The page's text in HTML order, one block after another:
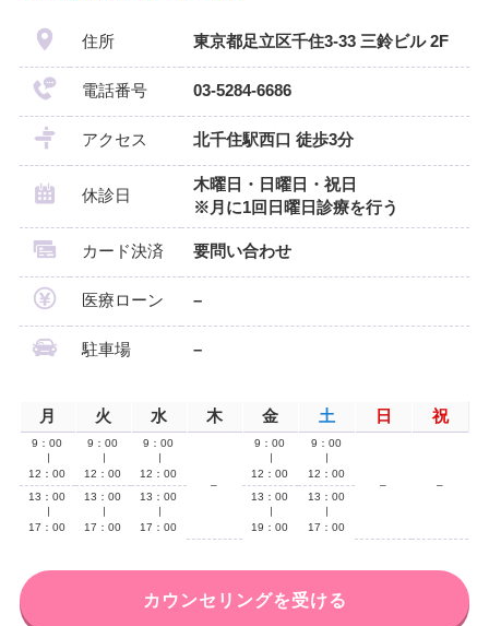
住所 東京都足立区千住3-33 三鈴ビル 2F
電話番号 03-5284-6686
アクセス 北千住駅西口 徒歩3分
休診日
木曜日・日曜日・祝日
※月に1回日曜日診療を行う
カード決済 要問い合わせ
医療ローン –
駐車場 –
月 火 水 木 金 土 日 祝
9：00
12：00
9：00
12：00
9：00
12：00
–
9：00
12：00
9：00
12：00
–
–
13：00
17：00
13：00
17：00
13：00
17：00
13：00
19：00
13：00
17：00
カウンセリングを受ける